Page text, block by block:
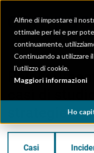
Alfine di impostare il
ottimale per lei e per
continuamente,
Continuando a utilizzare
l’utilizzo di cookie.
Maggiori informazioni
Ho
casi di
Casi